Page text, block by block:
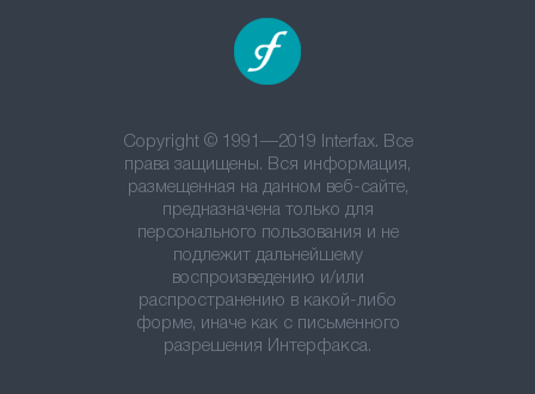
Copyright © 1991—2019 Interfax. Все
права защищены. Вся информация,
размещенная на данном веб-сайте,
предназначена только для
персонального пользования и не
подлежит дальнейшему
воспроизведению и/или
распространению в какой-либо
форме, иначе как с письменного
разрешения Интерфакса.